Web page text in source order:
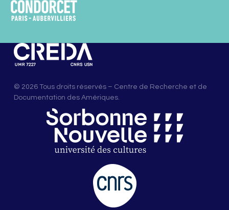
© 2026 Tous droits réservés – Centre de Recherche et de
Documentation des Amériques.